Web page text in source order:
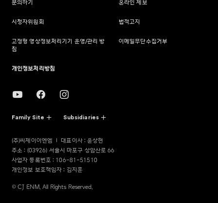
문의하기 온라인 제보
시청자위원회 법적고지
고정형 영상정보처리기기 운영/관리 방
침
이메일무단수집거부
개인정보처리방침
Family Site Subsidiaries
(주)씨제이이엔엠
대표이사 : 윤상현
주소 : (03926) 서울시 마포구 상암산로 66
사업자 등록번호 : 106-81-51510
개인정보 보호책임자 : 김지훈
© CJ ENM. All Rights Reserved.